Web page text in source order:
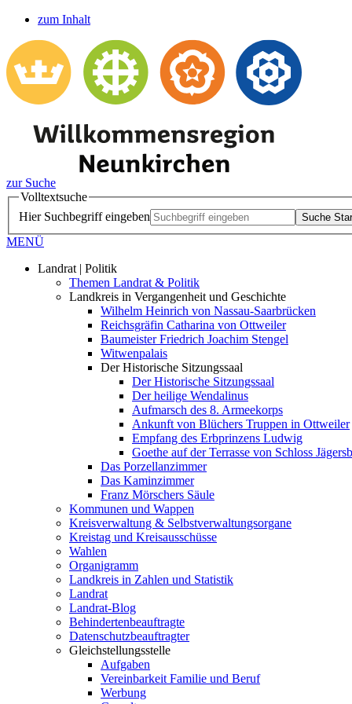
zum Inhalt
zur Suche
Volltextsuche
Hier Suchbegriff eingeben
Suche
MENÜ
Landrat | Politik
Themen Landrat & Politik
Landkreis in Vergangenheit und Geschichte
Wilhelm Heinrich von Nassau-Saarbrücken
Reichsgräfin Catharina von Ottweiler
Baumeister Friedrich Joachim Stengel
Witwenpalais
Der Historische Sitzungssaal
Der Historische Sitzungssaal
Der heilige Wendalinus
Aufmarsch des 8. Armeekorps
Ankunft von Blüchers Truppen in Ottweiler
Empfang des Erbprinzens Ludwig
Goethe auf der Terrasse von Schloss
Das Porzellanzimmer
Das Kaminzimmer
Franz Mörschers Säule
Kommunen und Wappen
Kreisverwaltung & Selbstverwaltungsorgane
Kreistag und Kreisausschüsse
Wahlen
Organigramm
Landkreis in Zahlen und Statistik
Landrat
Landrat-Blog
Behindertenbeauftragte
Datenschutzbeauftragter
Gleichstellungsstelle
Aufgaben
Vereinbarkeit Familie und Beruf
Werbung